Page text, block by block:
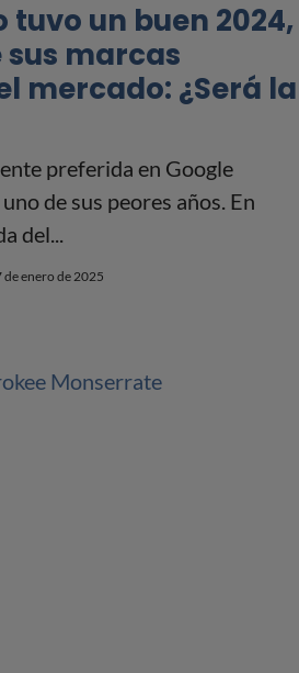
tuvo un buen 2024,
sus marcas
mercado: ¿Será la
preferida en Google
de sus peores años. En
del...
de enero de 2025